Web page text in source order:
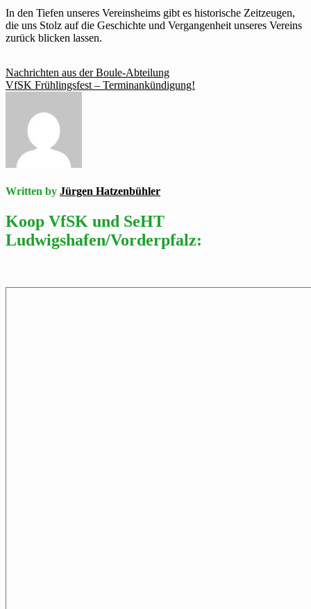
In den Tiefen unseres Vereinsheims gibt es historische Zeitzeugen,
die uns Stolz auf die Geschichte und Vergangenheit unseres Vereins
zurück blicken lassen.
Beitragsnavigation
Nachrichten aus der Boule-Abteilung
VfSK Frühlingsfest – Terminankündigung!
Written by Jürgen Hatzenbühler
Koop VfSK und SeHT
Ludwigshafen/Vorderpfalz: